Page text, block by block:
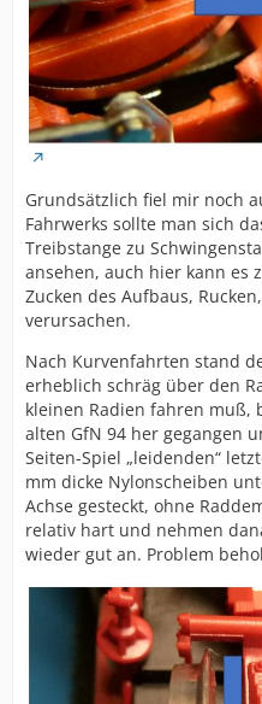
Grundsätzlich fiel mir noch
Fahrwerks sollte man sich
Treibstange zu
ansehen, auch hier kann es
Zucken des Aufbaus,
verursachen.
Nach Kurvenfahrten stand
erheblich schräg über den
kleinen Radien fahren muß,
alten GfN 94 her gegangen
Seiten-Spiel „leidenden“
mm dicke Nylonscheiben
Achse gesteckt, ohne
relativ hart und nehmen
wieder gut an. Problem